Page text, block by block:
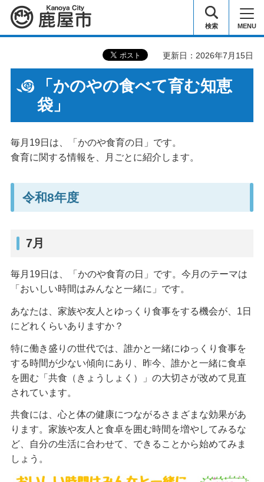
鹿屋市 検索 MENU
更新日：2026年7月15日
「かのやの食べて育む知恵
袋」
毎月19日は、「かのや食育の日」です。
食育に関する情報を、月ごとに紹介します。
令和8年度
7月
毎月19日は、「かのや食育の日」です。今月のテーマは
「おいしい時間はみんなと一緒に」です。
あなたは、家族や友人とゆっくり食事をする機会が、1日
にどれくらいありますか？
特に働き盛りの世代では、誰かと一緒にゆっくり食事を
する時間が少ない傾向にあり、昨今、誰かと一緒に食卓
を囲む「共食（きょうしょく）」の大切さが改めて見直
されています。
共食には、心と体の健康につながるさまざまな効果があ
ります。家族や友人と食卓を囲む時間を増やしてみるな
ど、自分の生活に合わせて、できることから始めてみま
しょう。